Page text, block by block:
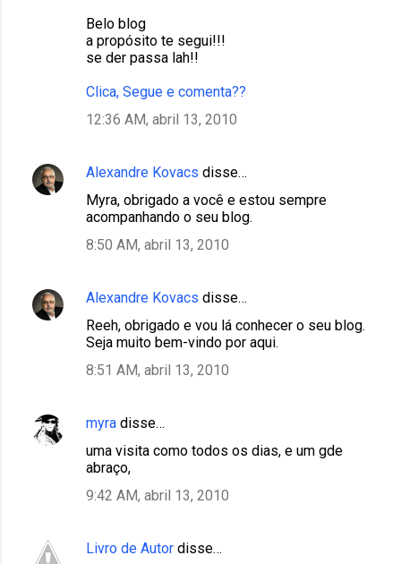
Belo blog
a propósito te segui!!!
se der passa lah!!
Clica, Segue e comenta??
12:36 AM, abril 13, 2010
Alexandre Kovacs disse…
Myra, obrigado a você e estou sempre
acompanhando o seu blog.
8:50 AM, abril 13, 2010
Alexandre Kovacs disse…
Reeh, obrigado e vou lá conhecer o seu blog.
Seja muito bem-vindo por aqui.
8:51 AM, abril 13, 2010
myra disse…
uma visita como todos os dias, e um gde
abraço,
9:42 AM, abril 13, 2010
Livro de Autor disse…